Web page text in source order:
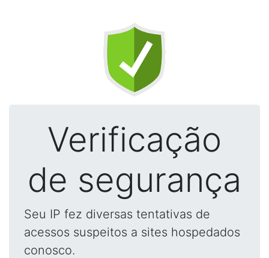
Verificação
de segurança
Seu IP fez diversas tentativas de
acessos suspeitos a sites hospedados
conosco.